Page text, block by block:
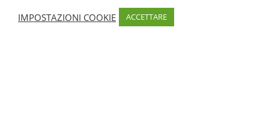
Informazione
IMPOSTAZIONI COOKIE
ACCETTARE